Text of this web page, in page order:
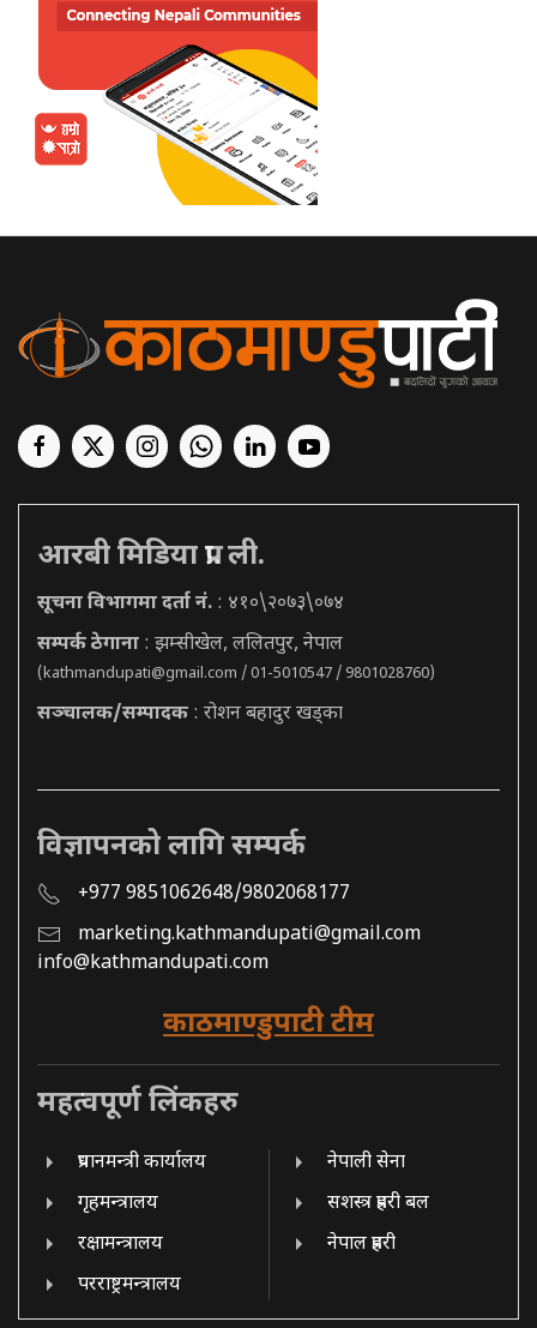
आरबी मिडिया प्रा. ली.
सूचना विभागमा दर्ता नं. : ४१०\२०७३\०७४
सम्पर्क ठेगाना : झम्सीखेल, ललितपुर, नेपाल
(kathmandupati@gmail.com / 01-5010547 / 9801028760)
सञ्चालक/सम्पादक : रोशन बहादुर खड्का
विज्ञापनको लागि सम्पर्क
+977 9851062648/9802068177
marketing.kathmandupati@gmail.com
info@kathmandupati.com
काठमाण्डुपाटी टीम
महत्वपूर्ण लिंकहरु
प्रधानमन्त्री कार्यालय
गृहमन्त्रालय
रक्षामन्त्रालय
परराष्ट्रमन्त्रालय
नेपाली सेना
सशस्त्र प्रहरी बल
नेपाल प्रहरी